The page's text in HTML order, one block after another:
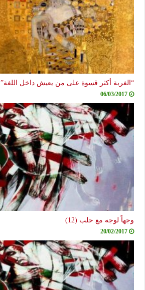
“الغربة أكثر قسوة على من يعيش داخل اللغة”
06/03/2017
وجهاً لوجه مع حلب (12)
20/02/2017